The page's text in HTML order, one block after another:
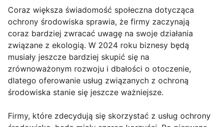
Coraz większa świadomość społeczna dotycząca
ochrony środowiska sprawia, że firmy zaczynają
coraz bardziej zwracać uwagę na swoje działania
związane z ekologią. W 2024 roku biznesy będą
musiały jeszcze bardziej skupić się na
zrównoważonym rozwoju i dbałości o otoczenie,
dlatego oferowanie usług związanych z ochroną
środowiska stanie się jeszcze ważniejsze.
Firmy, które zdecydują się skorzystać z usług ochrony